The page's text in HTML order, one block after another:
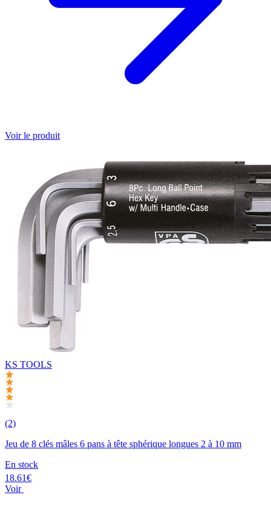
Voir le produit
KS TOOLS
(2)
Jeu de 8 clés mâles 6 pans à tête sphérique longues 2 à 10 mm
En stock
18.61€
Voir